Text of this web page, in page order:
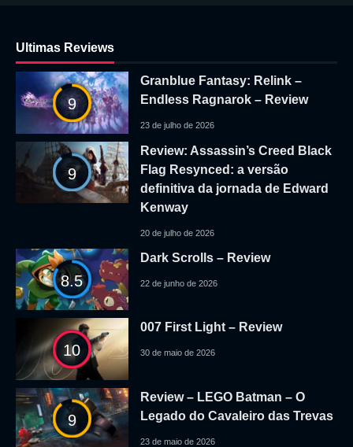
Ultimas Reviews
9
Granblue Fantasy: Relink –
Endless Ragnarok – Review
23 de julho de 2026
9
Review: Assassin’s Creed Black
Flag Resynced: a versão
definitiva da jornada de Edward
Kenway
20 de julho de 2026
8.5
Dark Scrolls – Review
22 de junho de 2026
10
007 First Light – Review
30 de maio de 2026
9
Review – LEGO Batman – O
Legado do Cavaleiro das Trevas
23 de maio de 2026